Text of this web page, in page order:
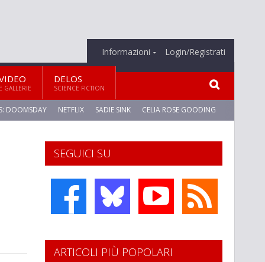
Informazioni Login/Registrati
E GALLERIE
DELOS
SCIENCE FICTION
DOOMSDAY NETFLIX SADIE SINK CELIA ROSE GOODING
SEGUICI SU
ARTICOLI PIÙ POPOLARI